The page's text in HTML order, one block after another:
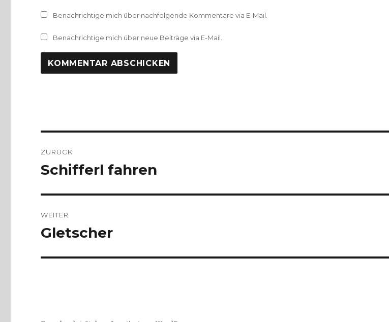
Benachrichtige mich über nachfolgende Kommentare via E-Mail.
Benachrichtige mich über neue Beiträge via E-Mail.
ZURÜCK
Vorheriger
Schifferl fahren
WEITER
Nächster
Gletscher